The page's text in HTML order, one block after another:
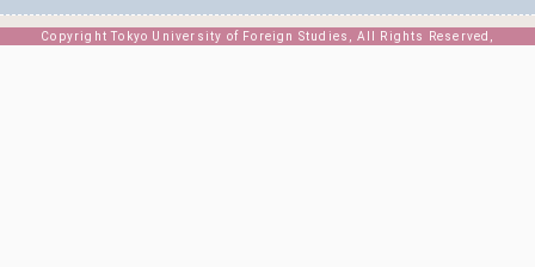
Copyright Tokyo University of Foreign Studies, All Rights Reserved,